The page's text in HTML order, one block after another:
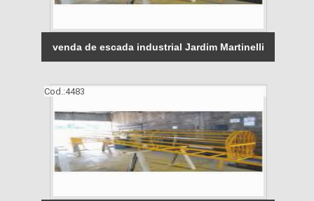
venda de escada industrial Jardim Martinelli
Cod.:4483